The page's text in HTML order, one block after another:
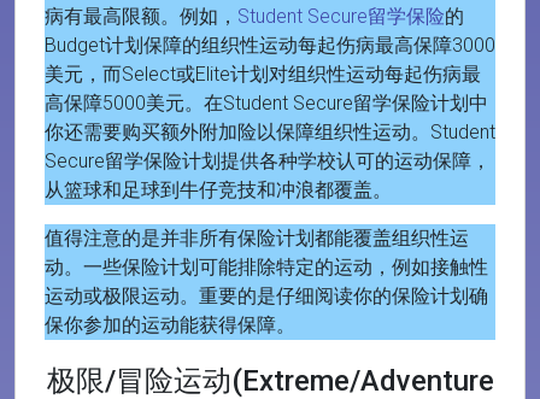
病有最高限额。例如， Student Secure留学保险的
Budget计划保障的组织性运动每起伤病最高保障3000
美元，而Select或Elite计划对组织性运动每起伤病最
高保障5000美元。在Student Secure留学保险计划中
你还需要购买额外附加险以保障组织性运动。Student
Secure留学保险计划提供各种学校认可的运动保障，
从篮球和足球到牛仔竞技和冲浪都覆盖。
值得注意的是并非所有保险计划都能覆盖组织性运
动。一些保险计划可能排除特定的运动，例如接触性
运动或极限运动。重要的是仔细阅读你的保险计划确
保你参加的运动能获得保障。
极限/冒险运动(Extreme/Adventure